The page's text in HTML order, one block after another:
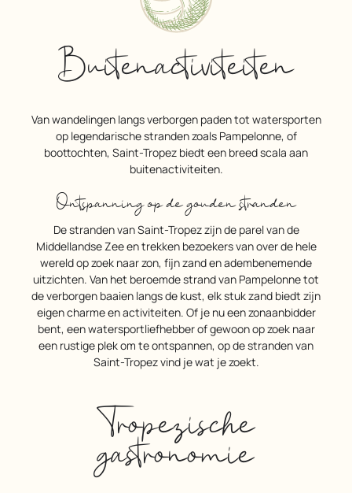
Buitenactiviteiten
Van wandelingen langs verborgen paden tot watersporten
op legendarische stranden zoals Pampelonne, of
boottochten, Saint-Tropez biedt een breed scala aan
buitenactiviteiten.
Ontspanning op de gouden stranden
De stranden van Saint-Tropez zijn de parel van de
Middellandse Zee en trekken bezoekers van over de hele
wereld op zoek naar zon, fijn zand en adembenemende
uitzichten. Van het beroemde strand van Pampelonne tot
de verborgen baaien langs de kust, elk stuk zand biedt zijn
eigen charme en activiteiten. Of je nu een zonaanbidder
bent, een watersportliefhebber of gewoon op zoek naar
een rustige plek om te ontspannen, op de stranden van
Saint-Tropez vind je wat je zoekt.
Tropezische
gastronomie